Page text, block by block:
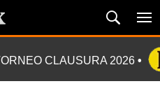
CLAUSURA 2026